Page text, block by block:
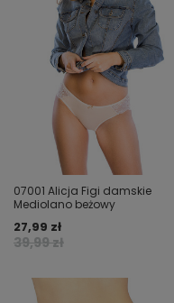
07001 Alicja Figi damskie
Mediolano beżowy
39,99 zł
27,99 zł